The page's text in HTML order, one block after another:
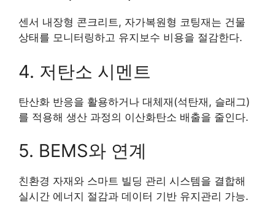
센서 내장형 콘크리트, 자가복원형 코팅재는 건물
상태를 모니터링하고 유지보수 비용을 절감한다.
4. 저탄소 시멘트
탄산화 반응을 활용하거나 대체재(석탄재, 슬래그)
를 적용해 생산 과정의 이산화탄소 배출을 줄인다.
5. BEMS와 연계
친환경 자재와 스마트 빌딩 관리 시스템을 결합해
실시간 에너지 절감과 데이터 기반 유지관리 가능.